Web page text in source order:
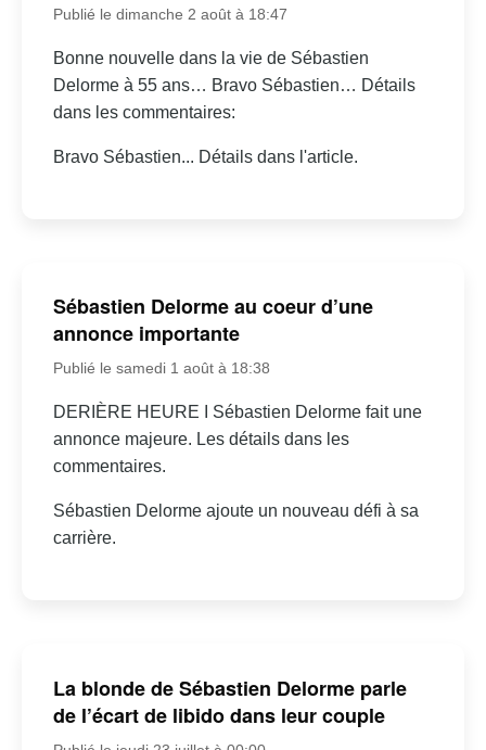
Publié le dimanche 2 août à 18:47
Bonne nouvelle dans la vie de Sébastien
Delorme à 55 ans… Bravo Sébastien… Détails
dans les commentaires:
Bravo Sébastien... Détails dans l'article.
Sébastien Delorme au coeur d’une
annonce importante
Publié le samedi 1 août à 18:38
DERIÈRE HEURE I Sébastien Delorme fait une
annonce majeure. Les détails dans les
commentaires.
Sébastien Delorme ajoute un nouveau défi à sa
carrière.
La blonde de Sébastien Delorme parle
de l’écart de libido dans leur couple